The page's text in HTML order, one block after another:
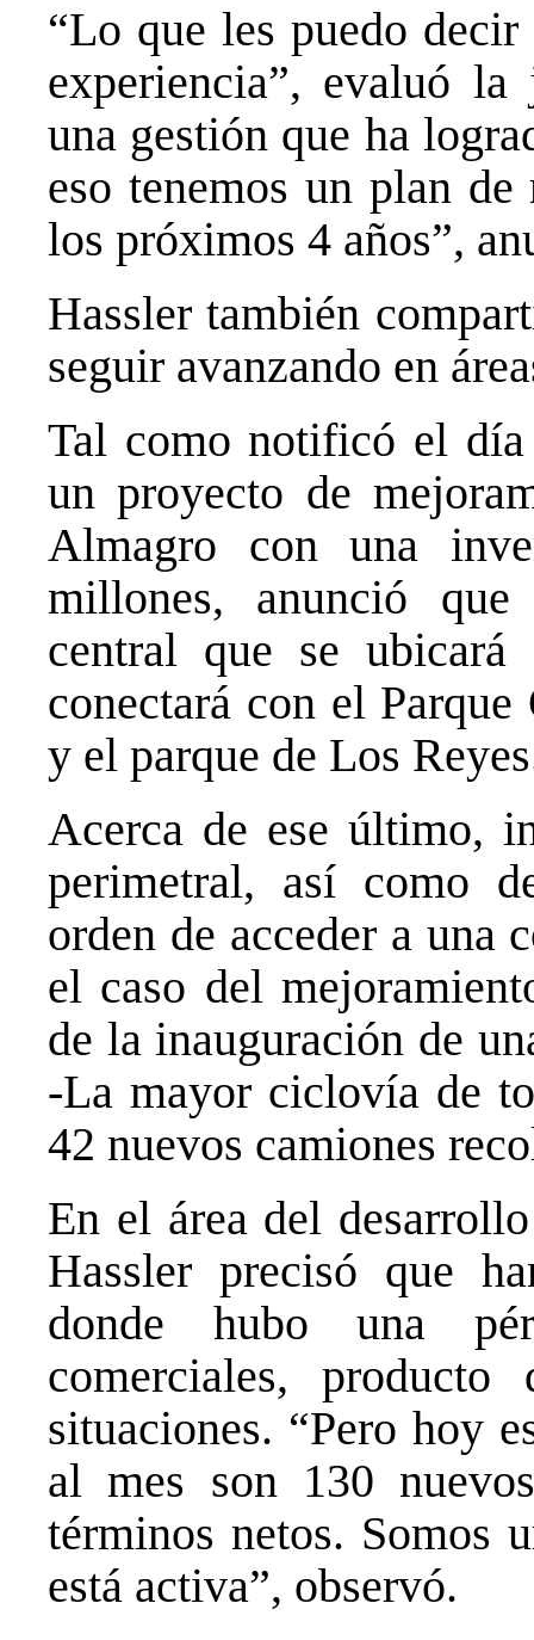
“Lo que les puedo
experiencia”, evaluó
una gestión que ha
eso tenemos un plan
los próximos 4 años”,
Hassler también
seguir avanzando en
Tal como notificó el
un proyecto de
Almagro con una
millones, anunció
central que se
conectará con el
y el parque de Los
Acerca de ese último,
perimetral, así como
orden de acceder a una
el caso del
de la inauguración de
-La mayor ciclovía de
42 nuevos camiones
En el área del
Hassler precisó que
donde hubo una
comerciales,
situaciones. “Pero hoy
al mes son 130
términos netos. Somos
está activa”, observó.